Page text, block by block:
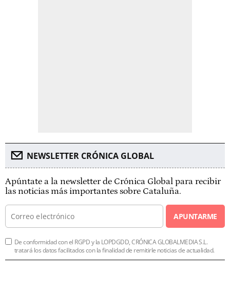
NEWSLETTER CRÓNICA GLOBAL
Apúntate a la newsletter de Crónica Global para recibir
las noticias más importantes sobre Cataluña.
APUNTARME
De conformidad con el RGPD y la LOPDGDD, CRÓNICA GLOBALMEDIA S.L.
tratará los datos facilitados con la finalidad de remitirle noticias de actualidad.